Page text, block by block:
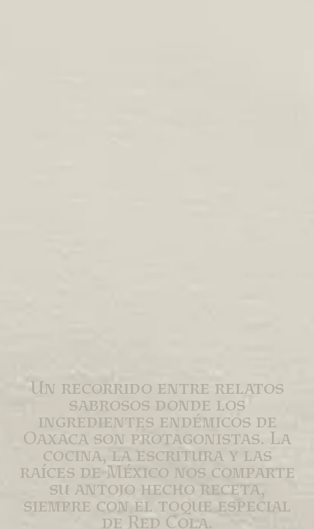
Un recorrido entre relatos
sabrosos donde los
ingredientes endémicos de
Oaxaca son protagonistas. La
cocina, la escritura y las
raíces de México nos comparte
su antojo hecho receta,
siempre con el toque especial
de Red Cola.